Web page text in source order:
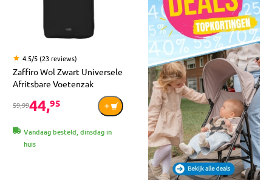
4.5/5 (23 reviews)
Zaffiro Wol Zwart Universele
Afritsbare Voetenzak
59,9944,95
Vandaag besteld, dinsdag in
huis